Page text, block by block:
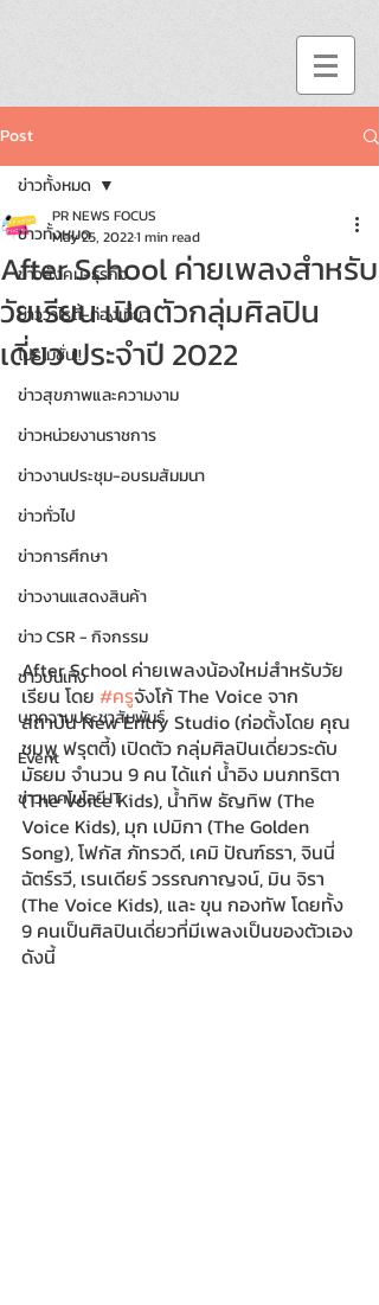
Post
ข่าวทั้งหมด
ข่าวสังคม-ธุรกิจ
ข่าววาไรตี้-ท่องเที่ยว
โปรโมชั่น!!
ข่าวสุขภาพและความงาม
ข่าวหน่วยงานราชการ
ข่าวงานประชุม-อบรมสัมมนา
ข่าวทั่วไป
ข่าวการศึกษา
ข่าวงานแสดงสินค้า
ข่าว CSR - กิจกรรม
ข่าวบันเทิง
บทความประชาสัมพันธ์
Event
ข่าวเทคโนโลยี IT
ข่าวทั้งหมด
After School ค่ายเพลงสำหรับ
วัยเรียน เปิดตัวกลุ่มศิลปิน
เดี่ยว ประจำปี 2022
PR NEWS FOCUS
May 25, 20221 min read
After School ค่ายเพลงน้องใหม่สำหรับวัย
เรียน โดย #ครูจังโก้ The Voice จาก
สถาบัน New Entry Studio (ก่อตั้งโดย คุณ
ชมพู ฟรุตตี้) เปิดตัว กลุ่มศิลปินเดี่ยวระดับ
มัธยม จำนวน 9 คน ได้แก่ น้ำอิง มนภทริตา
(The Voice Kids), น้ำทิพ ธัญทิพ (The
Voice Kids), มุก เปมิกา (The Golden
Song), โฟกัส ภัทรวดี, เคมิ ปัณฑ์ธรา, จินนี่
ฉัตร์รวี, เรนเดียร์ วรรณกาญจน์, มิน จิรา
(The Voice Kids), และ ขุน กองทัพ โดยทั้ง
9 คนเป็นศิลปินเดี่ยวที่มีเพลงเป็นของตัวเอง
ดังนี้